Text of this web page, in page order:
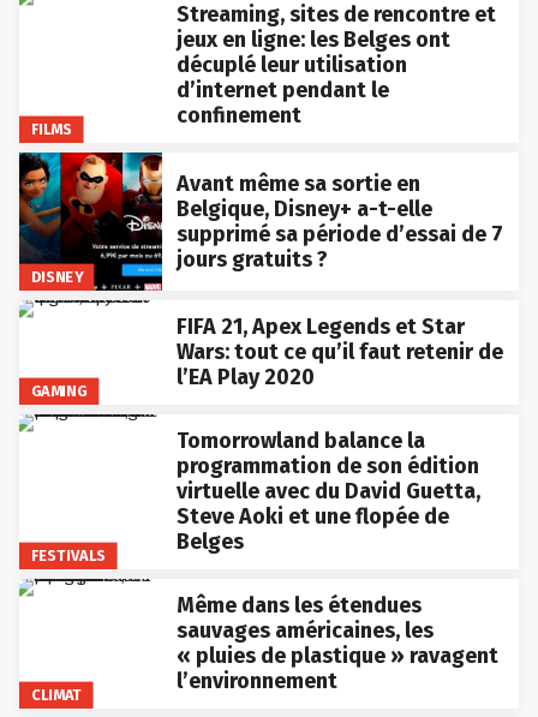
FILMS
Streaming, sites de rencontre et
jeux en ligne: les Belges ont
décuplé leur utilisation
d’internet pendant le
confinement
DISNEY
Avant même sa sortie en
Belgique, Disney+ a-t-elle
supprimé sa période d’essai de 7
jours gratuits ?
GAMING
FIFA 21, Apex Legends et Star
Wars: tout ce qu’il faut retenir de
l’EA Play 2020
FESTIVALS
Tomorrowland balance la
programmation de son édition
virtuelle avec du David Guetta,
Steve Aoki et une flopée de
Belges
CLIMAT
Même dans les étendues
sauvages américaines, les
« pluies de plastique » ravagent
l’environnement